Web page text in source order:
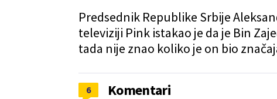
Predsednik Republike Srbije
televiziji Pink istakao je da je Bin
tada nije znao koliko je on bio
6 Komentari